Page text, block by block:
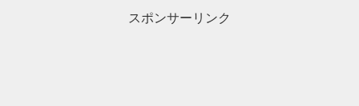
スポンサーリンク